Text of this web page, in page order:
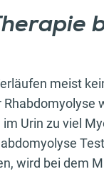
meist
Urin zu viel
wird bei dem